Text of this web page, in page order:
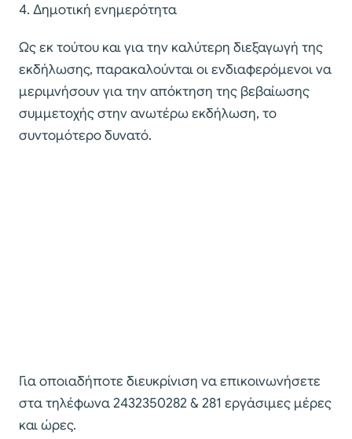
4. Δημοτική ενημερότητα
Ως εκ τούτου και για την καλύτερη διεξαγωγή της
εκδήλωσης, παρακαλούνται οι ενδιαφερόμενοι να
μεριμνήσουν για την απόκτηση της βεβαίωσης
συμμετοχής στην ανωτέρω εκδήλωση, το
συντομότερο δυνατό.
Για οποιαδήποτε διευκρίνιση να επικοινωνήσετε
στα τηλέφωνα 2432350282 & 281 εργάσιμες μέρες
και ώρες.